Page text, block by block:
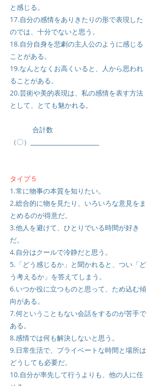
と感じる。
17.自分の感情をありきたりの形で表現した
のでは、十分でないと思う。
18.自分自身を悲劇の主人公のように感じる
ことがある。
19.なんとなくお高くいると、人から思われ
ることがある。
20.芸術や美的表現は、私の感情を表す方法
として、とても魅かれる。
合計数
（〇）
タイプ５
1.常に物事の本質を知りたい。
2.総合的に物を見たり、いろいろな意見をま
とめるのが得意だ。
3.他人を避けて、ひとりでいる時間が好き
だ。
4.自分はクールで冷静だと思う。
5.「どう感じるか」と聞かれると、つい「ど
う考えるか」を答えてしまう。
6.いつか役に立つものと思って、ため込む傾
向がある。
7.何ということもない会話をするのが苦手で
ある。
8.感情では何も解決しないと思う。
9.日常生活で、プライベートな時間と場所は
どうしても必要だ。
10.自分が率先して行うよりも、他の人に任